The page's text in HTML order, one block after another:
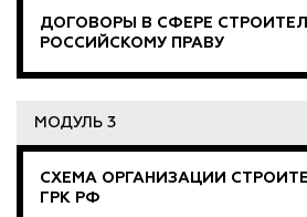
ДОГОВОРЫ В СФЕРЕ
РОССИЙСКОМУ ПРАВУ
МОДУЛЬ 3
СХЕМА ОРГАНИЗАЦИИ
ГРК РФ